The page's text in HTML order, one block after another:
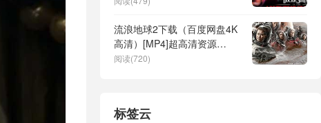
流浪地球2下载（百度网盘4K
高清）[MP4]超高清资源
[HD720p]
阅读(720)
标签云